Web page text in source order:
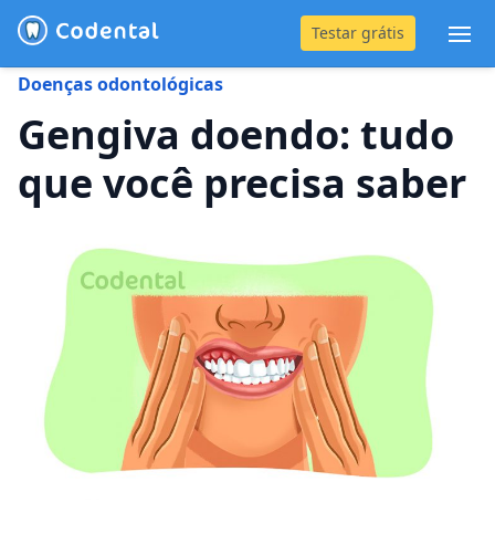
Testar grátis
(31) 4042-0882
Blog
Preço
Entrar
Doenças odontológicas
Gengiva doendo: tudo
que você precisa saber